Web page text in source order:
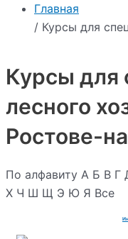
Главная
/ Курсы для
Курсы для
лесного
Ростове-
По алфавиту А Б В Г
Х Ч Ш Щ Э Ю Я Все